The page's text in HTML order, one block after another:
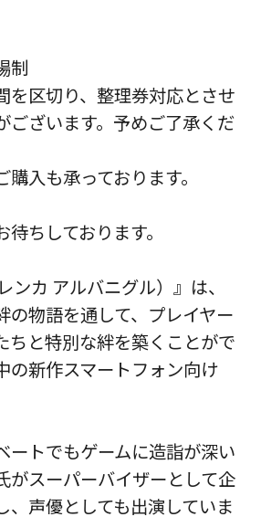
制
区切り、整理券対応とさせ
ございます。予めご了承くだ
入も承っております。
ちしております。
ンカ アルバニグル）』は、
の物語を通して、プレイヤー
ちと特別な絆を築くことがで
の新作スマートフォン向け
ートでもゲームに造詣が深い
がスーパーバイザーとして企
、声優としても出演していま